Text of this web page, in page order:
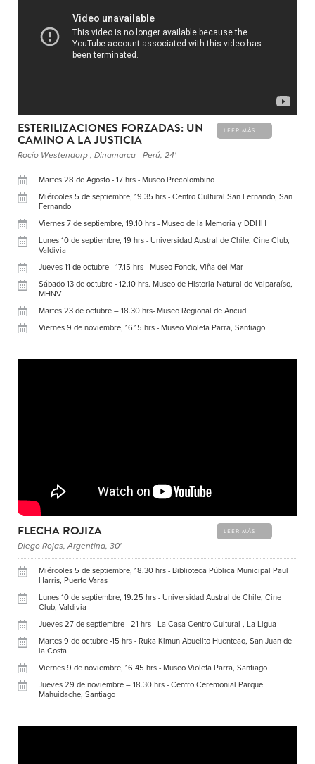
ESTERILIZACIONES FORZADAS: UN
CAMINO A LA JUSTICIA
LEER MÁS
Rocío Westendorp , Dinamarca - Perú, 24'
Martes 28 de Agosto - 17 hrs - Museo Precolombino
Miércoles 5 de septiembre, 19.35 hrs - Centro Cultural San Fernando, San
Fernando
Viernes 7 de septiembre, 19.10 hrs - Museo de la Memoria y DDHH
Lunes 10 de septiembre, 19 hrs - Universidad Austral de Chile, Cine Club,
Valdivia
Jueves 11 de octubre - 17.15 hrs - Museo Fonck, Viña del Mar
Sábado 13 de octubre - 12.10 hrs. Museo de Historia Natural de Valparaíso,
MHNV
Martes 23 de octubre – 18.30 hrs- Museo Regional de Ancud
Viernes 9 de noviembre, 16.15 hrs - Museo Violeta Parra, Santiago
FLECHA ROJIZA LEER MÁS
Diego Rojas, Argentina, 30'
Miércoles 5 de septiembre, 18.30 hrs - Biblioteca Pública Municipal Paul
Harris, Puerto Varas
Lunes 10 de septiembre, 19.25 hrs - Universidad Austral de Chile, Cine
Club, Valdivia
Jueves 27 de septiembre - 21 hrs - La Casa-Centro Cultural , La Ligua
Martes 9 de octubre -15 hrs - Ruka Kimun Abuelito Huenteao, San Juan de
la Costa
Viernes 9 de noviembre, 16.45 hrs - Museo Violeta Parra, Santiago
Jueves 29 de noviembre – 18.30 hrs - Centro Ceremonial Parque
Mahuidache, Santiago